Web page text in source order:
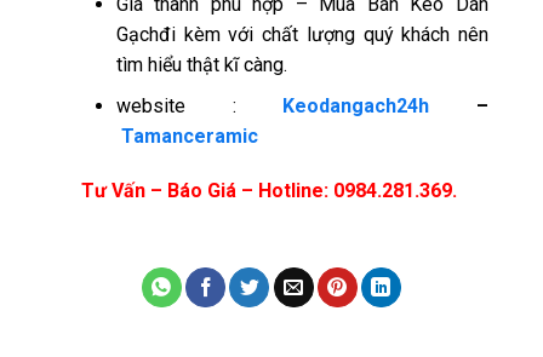
Gạchđi kèm với chất lượng quý khách nên
tìm hiểu thật kĩ càng.
website :
Keodangach24h –
Tamanceramic
Tư Vấn – Báo Giá – Hotline: 0984.281.369.